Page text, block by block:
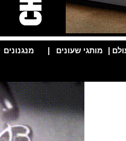
מותגי שעונים | מנגנונים |